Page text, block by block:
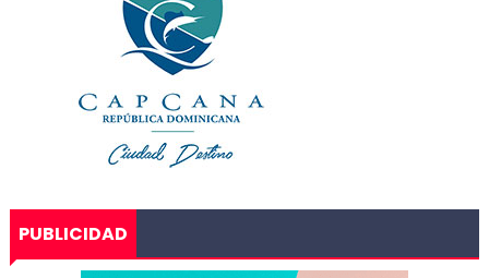
PUBLICIDAD